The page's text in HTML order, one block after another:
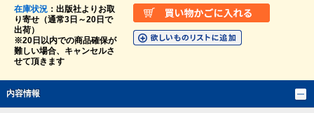
在庫状況：出版社よりお取
り寄せ（通常3日～20日で
出荷）
※20日以内での商品確保が
難しい場合、キャンセルさ
せて頂きます
内容情報